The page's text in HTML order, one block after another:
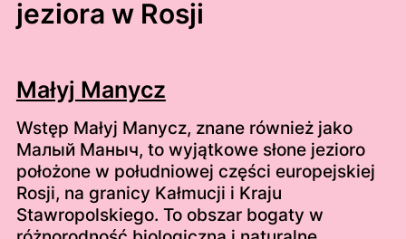
jeziora w Rosji
Małyj Manycz
Wstęp Małyj Manycz, znane również jako
Малый Маныч, to wyjątkowe słone jezioro
położone w południowej części europejskiej
Rosji, na granicy Kałmucji i Kraju
Stawropolskiego. To obszar bogaty w